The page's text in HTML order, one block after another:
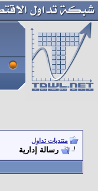
منتديات تداول
رسالة إدارية